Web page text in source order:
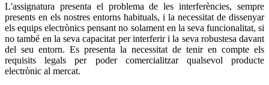
L'assignatura presenta el problema de les interferències, sempre
presents en els nostres entorns habituals, i la necessitat de dissenyar
els equips electrònics pensant no solament en la seva funcionalitat, si
no també en la seva capacitat per interferir i la seva robustesa davant
del seu entorn. Es presenta la necessitat de tenir en compte els
requisits legals per poder comercialitzar qualsevol producte
electrònic al mercat.